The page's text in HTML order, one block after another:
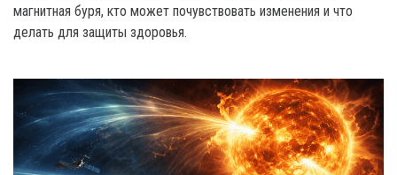
магнитная буря, кто может почувствовать изменения и что
делать для защиты здоровья.